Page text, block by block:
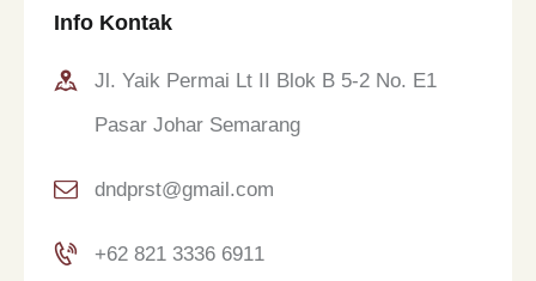
Info Kontak
Jl. Yaik Permai Lt II Blok B 5-2 No. E1
Pasar Johar Semarang
dndprst@gmail.com
+62 821 3336 6911